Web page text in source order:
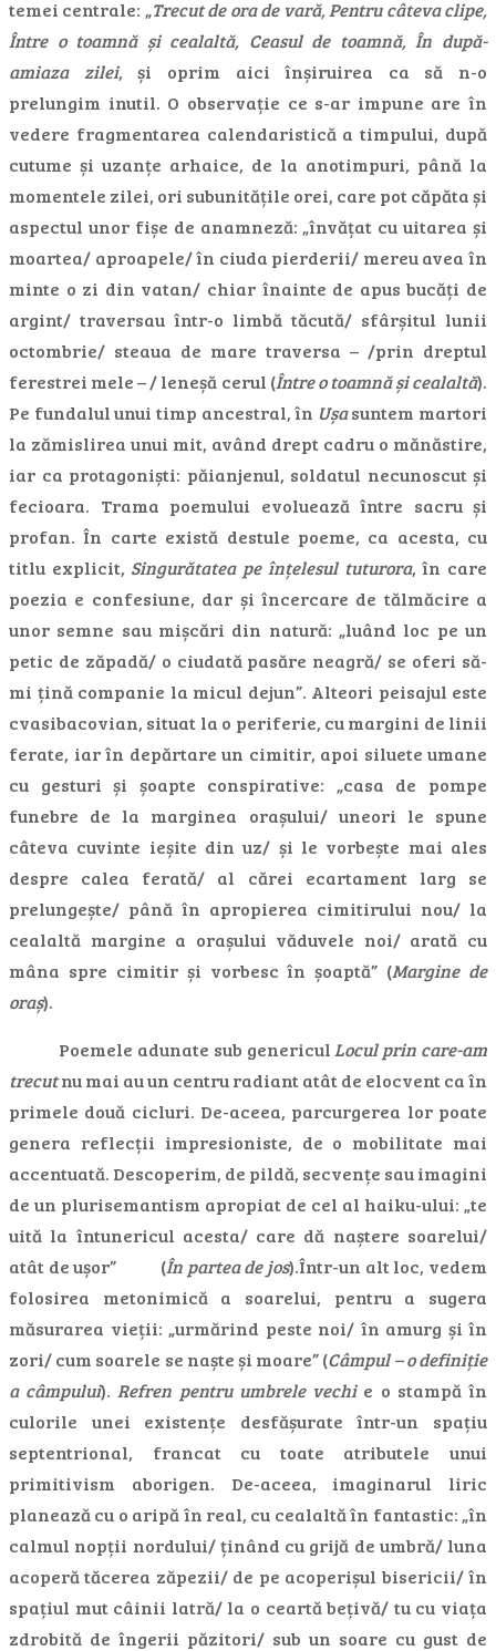
temei centrale: „Trecut de ora de vară, Pentru câteva clipe,
Între o toamnă și cealaltă, Ceasul de toamnă, În după-
amiaza zilei, și oprim aici înșiruirea ca să n-o
prelungim inutil. O observație ce s-ar impune are în
vedere fragmentarea calendaristică a timpului, după
cutume și uzanțe arhaice, de la anotimpuri, până la
momentele zilei, ori subunitățile orei, care pot căpăta și
aspectul unor fișe de anamneză: „învățat cu uitarea și
moartea/ aproapele/ în ciuda pierderii/ mereu avea în
minte o zi din vatan/ chiar înainte de apus bucăți de
argint/ traversau într-o limbă tăcută/ sfârșitul lunii
octombrie/ steaua de mare traversa – /prin dreptul
ferestrei mele – / leneșă cerul (Între o toamnă și cealaltă).
Pe fundalul unui timp ancestral, în Ușasuntem martori
la zămislirea unui mit, având drept cadru o mănăstire,
iar ca protagoniști: păianjenul, soldatul necunoscut și
fecioara. Trama poemului evoluează între sacru și
profan. În carte există destule poeme, ca acesta, cu
titlu explicit, Singurătatea pe înțelesul tuturora, în care
poezia e confesiune, dar și încercare de tălmăcire a
unor semne sau mișcări din natură: „luând loc pe un
petic de zăpadă/ o ciudată pasăre neagră/ se oferi să-
mi țină companie la micul dejun”. Alteori peisajul este
cvasibacovian, situat la o periferie, cu margini de linii
ferate, iar în depărtare un cimitir, apoi siluete umane
cu gesturi și șoapte conspirative: „casa de pompe
funebre de la marginea orașului/ uneori le spune
câteva cuvinte ieșite din uz/ și le vorbește mai ales
despre calea ferată/ al cărei ecartament larg se
prelungește/ până în apropierea cimitirului nou/ la
cealaltă margine a orașului văduvele noi/ arată cu
mâna spre cimitir și vorbesc în șoaptă” (Margine de
oraș).
Poemele adunate sub genericul Locul prin care-am
trecutnu mai au un centru radiant atât de elocvent ca în
primele două cicluri. De-aceea, parcurgerea lor poate
genera reflecții impresioniste, de o mobilitate mai
accentuată. Descoperim, de pildă, secvențe sau imagini
de un plurisemantism apropiat de cel al haiku-ului: „te
uită la întunericul acesta/ care dă naștere soarelui/
atât de ușor” (În partea de jos).Într-un alt loc, vedem
folosirea metonimică a soarelui, pentru a sugera
măsurarea vieții: „urmărind peste noi/ în amurg și în
zori/ cum soarele se naște și moare” (Câmpul – o definiție
a câmpului). Refren pentru umbrele vechie o stampă în
culorile unei existențe desfășurate într-un spațiu
septentrional, francat cu toate atributele unui
primitivism aborigen. De-aceea, imaginarul liric
planează cu o aripă în real, cu cealaltă în fantastic: „în
calmul nopții nordului/ ținând cu grijă de umbră/ luna
acoperă tăcerea zăpezii/ de pe acoperișul bisericii/ în
spațiul mut câinii latră/ la o ceartă bețivă/ tu cu viața
zdrobită de îngerii păzitori/ sub un soare cu gust de